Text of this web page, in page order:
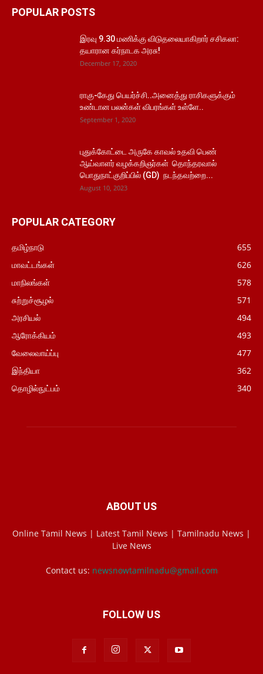
POPULAR POSTS
இரவு 9.30 மணிக்கு விடுதலையாகிறார் சசிகலா:
தயாரான கர்நாடக அரசு!
December 17, 2020
ராகு-கேது பெயர்ச்சி..அனைத்து ராசிகளுக்கும்
உண்டான பலன்கள் விபரங்கள் உள்ளே..
September 1, 2020
புதுக்கோட்டை அருகே காவல் உதவி பெண்
ஆய்வாளர் வழக்கறிஞர்கள் தொந்தரவால்
பொதுநாட்குறிப்பில் (GD) நடந்தவற்றை...
August 10, 2023
POPULAR CATEGORY
தமிழ்நாடு
655
மாவட்டங்கள்
626
மாநிலங்கள்
578
சுற்றுச்சூழல்
571
அரசியல்
494
ஆரோக்கியம்
493
வேலைவாய்ப்பு
477
இந்தியா
362
தொழில்நுட்பம்
340
ABOUT US
Online Tamil News | Latest Tamil News | Tamilnadu News |
Live News
Contact us: newsnowtamilnadu@gmail.com
FOLLOW US